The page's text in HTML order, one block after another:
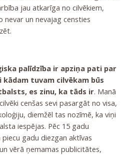
jau atkarīga no cilvēkiem,
nevar un nevajag censties
palīdzība ir apziņa pati par
kādam tuvam cilvēkam būs
es zinu, ka tāds ir. Manā
cenšas sevi pasargāt no visa,
diemžēl tas nozīmē, ka viņi
iespējas. Pēc 15 gadu
gadu diezgan aktīvas
vērā ņemamas publicitātes,